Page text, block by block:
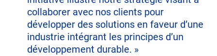
collaborer avec nos clients pour
développer des solutions en faveur d’une
industrie intégrant les principes d’un
développement durable. »